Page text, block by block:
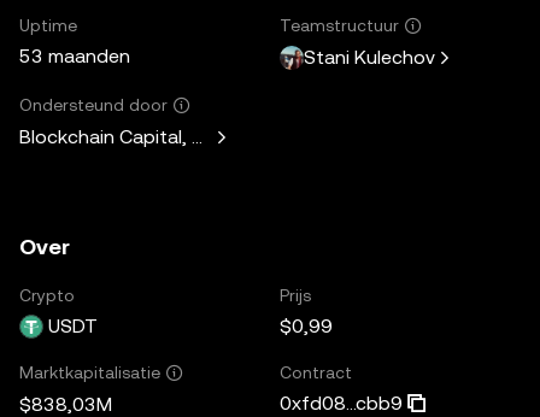
Uptime
53 maanden
Teamstructuur
Stani Kulechov
Ondersteund door
Blockchain Capital, Standard Crypto, Blockchain.com
Over
Crypto
USDT
Prijs
$0,99
Marktkapitalisatie
$838,03M
Contract
0xfd08...cbb9